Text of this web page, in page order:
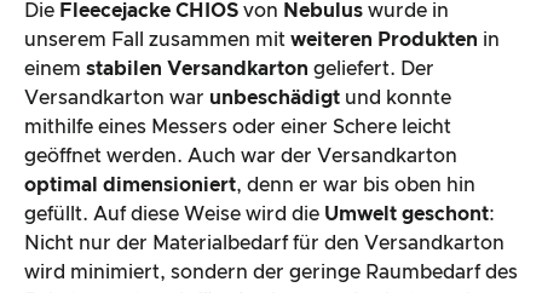
Die Fleecejacke CHIOS von Nebulus wurde in
unserem Fall zusammen mit weiteren Produkten in
einem stabilen Versandkarton geliefert. Der
Versandkarton war unbeschädigt und konnte
mithilfe eines Messers oder einer Schere leicht
geöffnet werden. Auch war der Versandkarton
optimal dimensioniert, denn er war bis oben hin
gefüllt. Auf diese Weise wird die Umwelt geschont:
Nicht nur der Materialbedarf für den Versandkarton
wird minimiert, sondern der geringe Raumbedarf des